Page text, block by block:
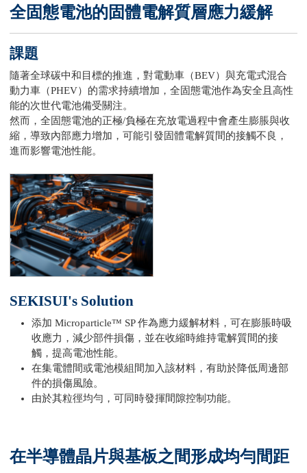
全固態電池的固體電解質層應力緩解
課題
隨著全球碳中和目標的推進，對電動車（BEV）與充電式混合
動力車（PHEV）的需求持續增加，全固態電池作為安全且高性
能的次世代電池備受關注。
然而，全固態電池的正極/負極在充放電過程中會產生膨脹與收
縮，導致內部應力增加，可能引發固體電解質間的接觸不良，
進而影響電池性能。
SEKISUI's Solution
添加 Microparticle™ SP 作為應力緩解材料，可在膨脹時吸
收應力，減少部件損傷，並在收縮時維持電解質間的接
觸，提高電池性能。
在集電體間或電池模組間加入該材料，有助於降低周邊部
件的損傷風險。
由於其粒徑均勻，可同時發揮間隙控制功能。
在半導體晶片與基板之間形成均勻間距